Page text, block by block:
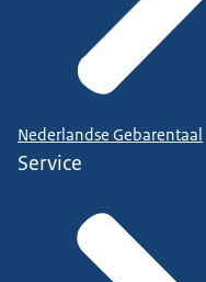
Nederlandse Gebarentaal
Service